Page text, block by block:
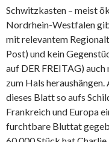
Schwitzkasten – meist
Nordrhein-Westfalen
mit relevantem
Post) und kein
auf DER FREITAG)
zum Hals
dieses Blatt so aufs
Frankreich und Europa
furchtbare Bluttat